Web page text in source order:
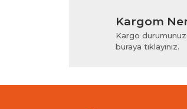
Ürün resmi kalitesiz,
Ürün açıklamasında
Ürün bilgilerinde
Bu ürüne benzer farklı
Kargom
Kargo
buraya tıklayınız.